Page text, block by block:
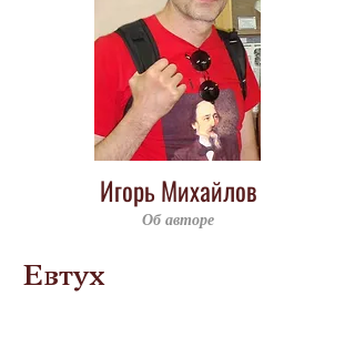
Игорь Михайлов
Об авторе
Евтух